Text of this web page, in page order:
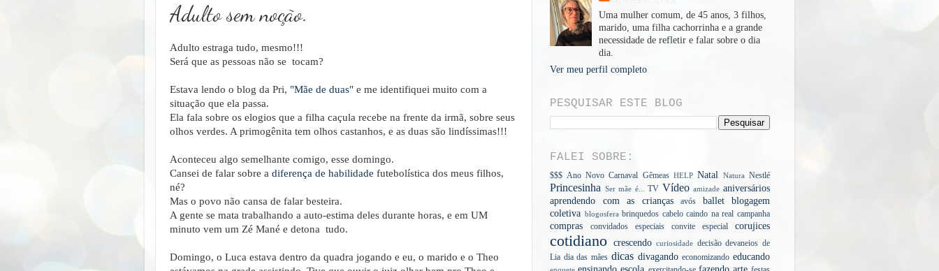
Adulto sem noção.
Adulto estraga tudo, mesmo!!!
Será que as pessoas não se tocam?
Estava lendo o blog da Pri, "Mãe de duas" e me identifiquei muito com a
situação que ela passa.
Ela fala sobre os elogios que a filha caçula recebe na frente da irmã, sobre seus
olhos verdes. A primogênita tem olhos castanhos, e as duas são lindíssimas!!!
Aconteceu algo semelhante comigo, esse domingo.
Cansei de falar sobre a diferença de habilidade futebolística dos meus filhos,
né?
Mas o povo não cansa de falar besteira.
A gente se mata trabalhando a auto-estima deles durante horas, e em UM
minuto vem um Zé Mané e detona tudo.
Domingo, o Luca estava dentro da quadra jogando e eu, o marido e o Theo
Uma mulher comum, de 45 anos, 3 filhos,
marido, uma filha cachorrinha e a grande
necessidade de refletir e falar sobre o dia
dia.
Ver meu perfil completo
PESQUISAR ESTE BLOG
FALEI SOBRE:
$$$ Ano Novo Carnaval Gêmeas HELP Natal Natura Nestlé
Princesinha Ser mãe é... TV Vídeo amizade aniversários
aprendendo com as crianças
avós ballet
blogagem
coletiva blogosfera brinquedos cabelo caindo na real campanha
compras convidados especiais convite especial corujices
cotidiano crescendo curiosidade decisão devaneios de
Lia dia das mães dicas divagando economizando educando